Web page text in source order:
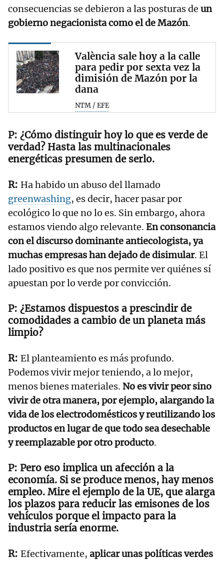
consecuencias se debieron a las posturas de un
gobierno negacionista como el de Mazón.
València sale hoy a la calle
para pedir por sexta vez la
dimisión de Mazón por la
dana
NTM / EFE
¿Cómo distinguir hoy lo que es verde de
verdad? Hasta las multinacionales
energéticas presumen de serlo.
Ha habido un abuso del llamado
greenwashing, es decir, hacer pasar por
ecológico lo que no lo es. Sin embargo, ahora
estamos viendo algo relevante. En consonancia
con el discurso dominante antiecologista, ya
muchas empresas han dejado de disimular. El
lado positivo es que nos permite ver quiénes sí
apuestan por lo verde por convicción.
¿Estamos dispuestos a prescindir de
comodidades a cambio de un planeta más
limpio?
El planteamiento es más profundo.
Podemos vivir mejor teniendo, a lo mejor,
menos bienes materiales. No es vivir peor sino
vivir de otra manera, por ejemplo, alargando la
vida de los electrodomésticos y reutilizando los
productos en lugar de que todo sea desechable
y reemplazable por otro producto.
Pero eso implica un afección a la
economía. Si se produce menos, hay menos
empleo. Mire el ejemplo de la UE, que alarga
los plazos para reducir las emisones de los
vehículos porque el impacto para la
industria sería enorme.
Efectivamente, aplicar unas políticas verdes